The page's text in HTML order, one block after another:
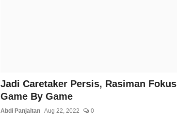
Jadi Caretaker Persis, Rasiman Fokus
Game By Game
Abdi Panjaitan Aug 22, 2022 0